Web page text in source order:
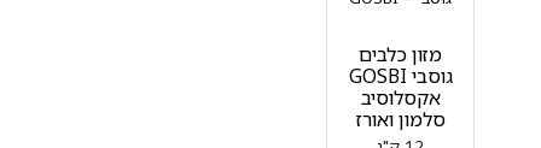
מזון כלבים
גוסבי GOSBI
אקסלוסיב
סלמון ואורז